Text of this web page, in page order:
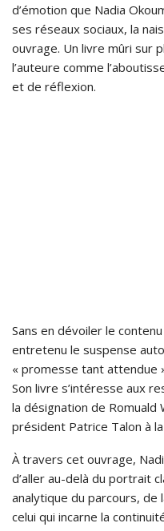
d’émotion que Nadia
ses réseaux sociaux, la
ouvrage. Un livre mûri sur
l’auteure comme
et de réflexion.
Sans en dévoiler le
entretenu le suspense
« promesse tant attendue
Son livre s’intéresse aux
la désignation de Romuald
président Patrice Talon à
À travers cet ouvrage,
d’aller au-delà du portrait
analytique du parcours,
celui qui incarne la